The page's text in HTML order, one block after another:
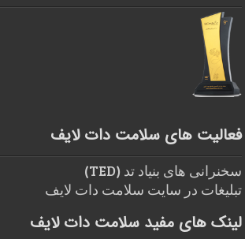
فعالیت های سلامت دات لایف
سخنرانی های بنیاد تد (TED)
تبلیغات در سایت سلامت دات لایف
لینک های مفید سلامت دات لایف